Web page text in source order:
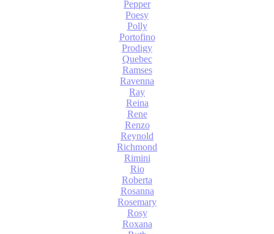
Pepper
Poesy
Polly
Portofino
Prodigy
Quebec
Ramses
Ravenna
Ray
Reina
Rene
Renzo
Reynold
Richmond
Rimini
Rio
Roberta
Rosanna
Rosemary
Rosy
Roxana